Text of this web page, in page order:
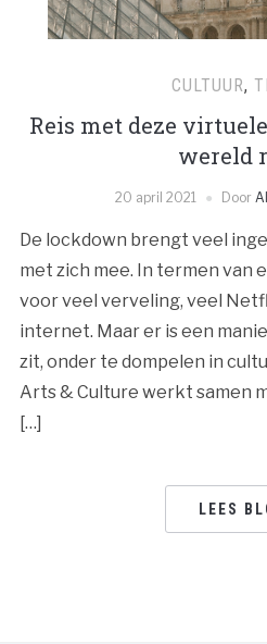
CULTUUR,
Reis met deze
wereld
20 april 2021 Door
De lockdown brengt veel
met zich mee. In termen
voor veel verveling, veel
internet. Maar er is een
zit, onder te dompelen in
Arts & Culture werkt samen
[…]
LEES